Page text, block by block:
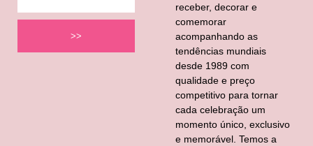
>>
receber, decorar e
comemorar
acompanhando as
tendências mundiais
desde 1989 com
qualidade e preço
competitivo para tornar
cada celebração um
momento único, exclusivo
e memorável. Temos a